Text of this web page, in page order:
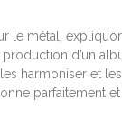
métal,
d’un
harmoniser et
parfaitement